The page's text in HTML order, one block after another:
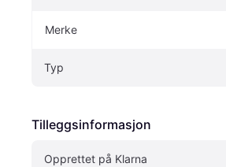
Merke
Typ
Tilleggsinformasjon
Opprettet på Klarna